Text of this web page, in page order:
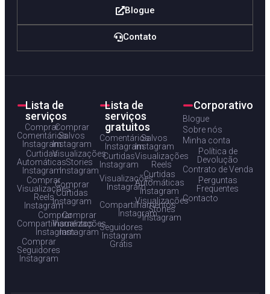
Blogue
Contato
Lista de
serviços
Comprar
Comentários
Instagram
Comprar
Salvos
Instagram
Curtidas
Automáticas
Instagram
Visualizações
Stories
Instagram
Comprar
Visualizações
Reels
Instagram
Comprar
Curtidas
Instagram
Comprar
Compartilhamentos
Instagram
Comprar
Visualizações
Instagram
Comprar
Seguidores
Instagram
Lista de
serviços
gratuitos
Comentários
Instagram
Salvos
Instagram
Curtidas
Instagram
Visualizações
Reels
Visualizações
Instagram
Curtidas
Automáticas
Instagram
Compartilhamentos
Instagram
Visualizações
Stories
Instagram
Seguidores
Instagram
Grátis
Corporativo
Blogue
Sobre nós
Minha conta
Política de
Devolução
Contrato de Venda
Perguntas
Frequentes
Contacto